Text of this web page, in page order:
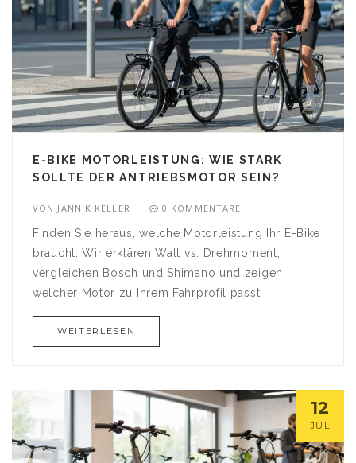
E-BIKE MOTORLEISTUNG: WIE STARK
SOLLTE DER ANTRIEBSMOTOR SEIN?
VON JANNIK KELLER 0 KOMMENTARE
Finden Sie heraus, welche Motorleistung Ihr E-Bike
braucht. Wir erklären Watt vs. Drehmoment,
vergleichen Bosch und Shimano und zeigen,
welcher Motor zu Ihrem Fahrprofil passt.
WEITERLESEN
12
JUL